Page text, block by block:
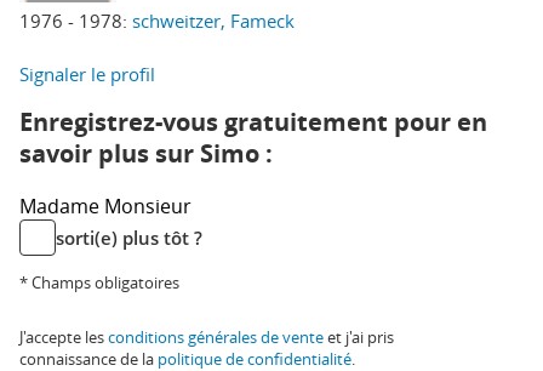
1976 - 1978: schweitzer, Fameck
Signaler le profil
Enregistrez-vous gratuitement pour en
savoir plus sur Simo :
Madame Monsieur
sorti(e) plus tôt ?
* Champs obligatoires
J'accepte lesconditions générales de venteet j'ai pris
connaissance de la politique de confidentialité.